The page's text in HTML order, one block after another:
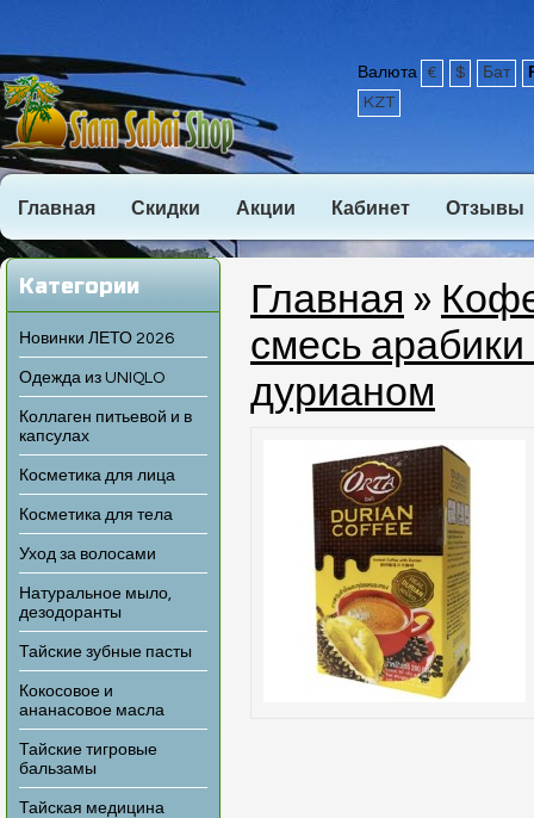
Валюта € $ Бат
KZT
Главная Скидки Акции Кабинет Отзывы
Категории
Новинки ЛЕТО 2026
Одежда из UNIQLO
Коллаген питьевой и в
капсулах
Косметика для лица
Косметика для тела
Уход за волосами
Натуральное мыло,
дезодоранты
Тайские зубные пасты
Кокосовое и
ананасовое масла
Тайские тигровые
бальзамы
Тайская медицина
Главная »
смесь
дурианом